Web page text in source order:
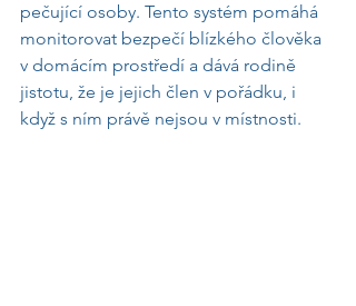
pečující osoby. Tento systém pomáhá
monitorovat bezpečí blízkého člověka
v domácím prostředí a dává rodině
jistotu, že je jejich člen v pořádku, i
když s ním právě nejsou v místnosti.